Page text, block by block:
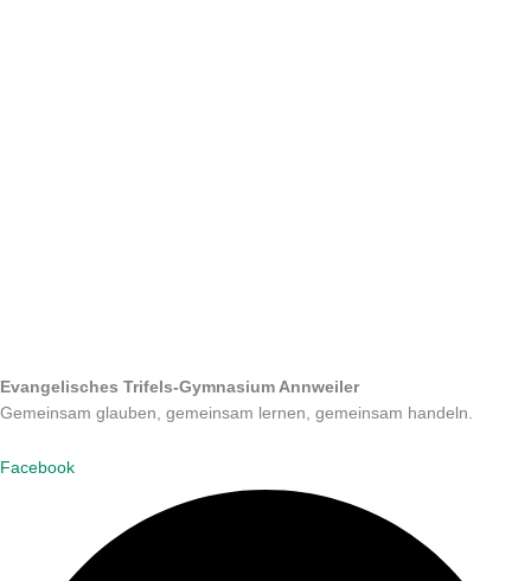
Evangelisches Trifels-Gymnasium Annweiler
Gemeinsam glauben, gemeinsam lernen, gemeinsam handeln.
Facebook